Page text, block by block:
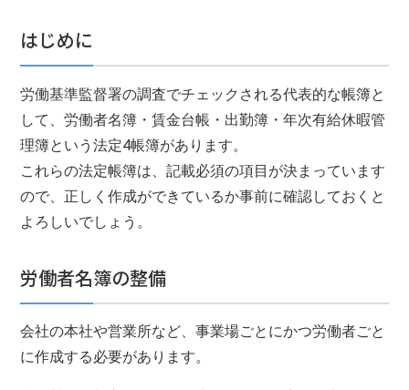
はじめに
労働基準監督署の調査でチェックされる代表的な帳簿と
して、労働者名簿・賃金台帳・出勤簿・年次有給休暇管
理簿という法定4帳簿があります。
これらの法定帳簿は、記載必須の項目が決まっています
ので、正しく作成ができているか事前に確認しておくと
よろしいでしょう。
労働者名簿の整備
会社の本社や営業所など、事業場ごとにかつ労働者ごと
に作成する必要があります。